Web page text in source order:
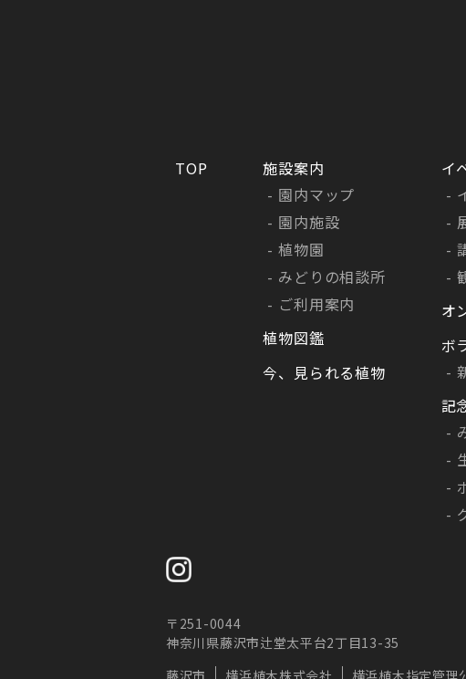
TOP
施設案内
園内マップ
園内施設
植物園
みどりの相談所
ご利用案内
植物図鑑
今、見られる植物
イ
オ
ボ
記
〒251-0044
神奈川県藤沢市辻堂太平台2丁目13-35
藤沢市
横浜植木株式会社 横浜植木指定管理